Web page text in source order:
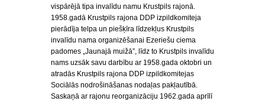
vispārējā tipa invalīdu namu Krustpils rajonā.
1958.gadā Krustpils rajona DDP izpildkomiteja
pierādīja telpa un piešķīra līdzekļus Krustpils
invalīdu nama organizēšanai Ezeriešu ciema
padomes „Jaunajā muižā”, līdz to Krustpils invalīdu
nams uzsāk savu darbību ar 1958.gada oktobri un
atradās Krustpils rajona DDP izpildkomitejas
Sociālās nodrošināšanas nodaļas pakļautībā.
Saskaņā ar rajonu reorganizāciju 1962.gada aprīlī